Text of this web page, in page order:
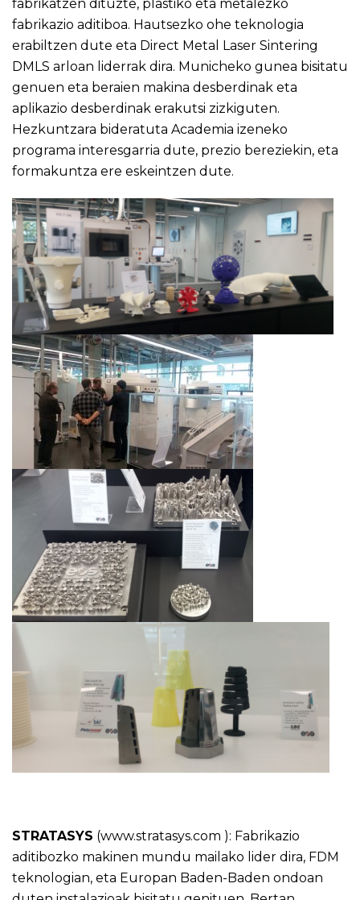
fabrikatzen dituzte, plastiko eta metalezko
fabrikazio aditiboa. Hautsezko ohe teknologia
erabiltzen dute eta Direct Metal Laser Sintering
DMLS arloan liderrak dira. Municheko gunea bisitatu
genuen eta beraien makina desberdinak eta
aplikazio desberdinak erakutsi zizkiguten.
Hezkuntzara bideratuta Academia izeneko
programa interesgarria dute, prezio bereziekin, eta
formakuntza ere eskeintzen dute.
STRATASYS (www.stratasys.com ): Fabrikazio
aditibozko makinen mundu mailako lider dira, FDM
teknologian, eta Europan Baden-Baden ondoan